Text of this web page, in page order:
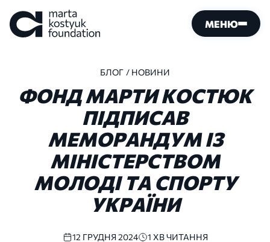
МЕНЮ
БЛОГ / НОВИНИ
ФОНДМАРТИ КОСТЮК
ПІДПИСАВ
МЕМОРАНДУМ ІЗ
МІНІСТЕРСТВОМ
МОЛОДІ ТА СПОРТУ
УКРАЇНИ
12 ГРУДНЯ 2024 1 ХВ ЧИТАННЯ